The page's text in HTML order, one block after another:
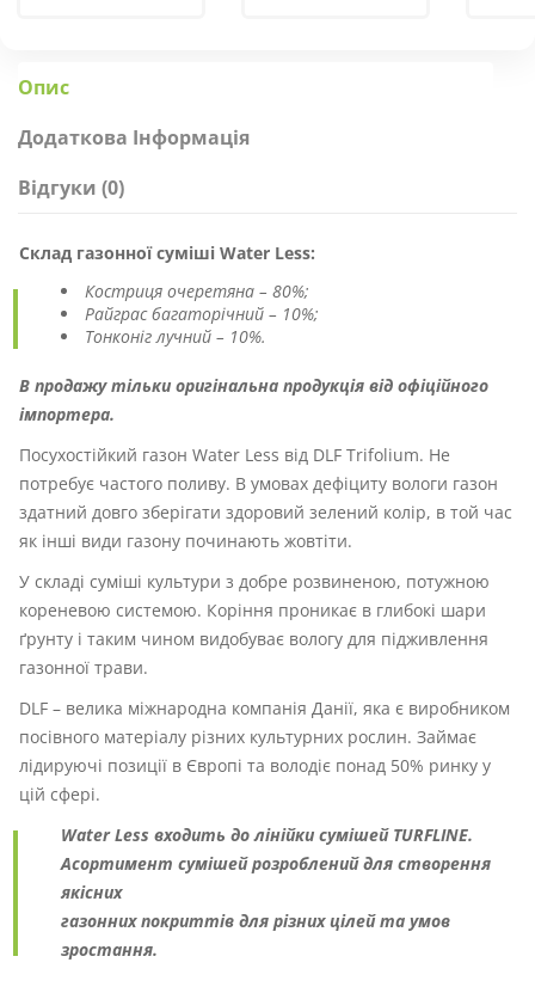
Опис
Додаткова Інформація
Відгуки (0)
Склад газонної суміші Water Less:
Костриця очеретяна – 80%;
Райграс багаторічний – 10%;
Тонконіг лучний – 10%.
В продажу тільки оригінальна продукція від офіційного
імпортера.
Посухостійкий газон Water Less від DLF Trifolium. Не
потребує частого поливу. В умовах дефіциту вологи газон
здатний довго зберігати здоровий зелений колір, в той час
як інші види газону починають жовтіти.
У складі суміші культури з добре розвиненою, потужною
кореневою системою. Коріння проникає в глибокі шари
ґрунту і таким чином видобуває вологу для підживлення
газонної трави.
DLF – велика міжнародна компанія Данії, яка є виробником
посівного матеріалу різних культурних рослин. Займає
лідируючі позиції в Європі та володіє понад 50% ринку у
цій сфері.
Water Less входить до лінійки сумішей TURFLINE.
Асортимент сумішей розроблений для створення
якісних
газонних покриттів для різних цілей та умов
зростання.